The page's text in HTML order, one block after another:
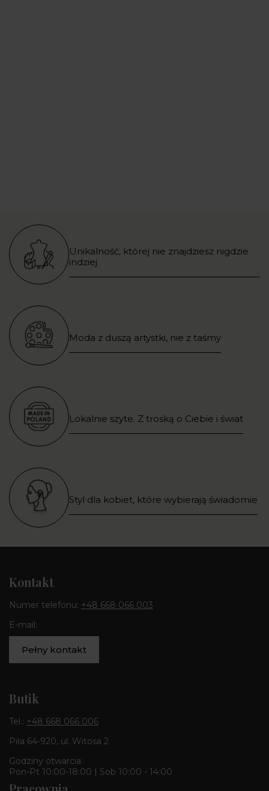
Unikalność, której nie znajdziesz nigdzie
indziej
Moda z duszą artystki, nie z taśmy
Lokalnie szyte. Z troską o Ciebie i świat
Styl dla kobiet, które wybierają świadomie
Kontakt
Numer telefonu: +48 668 066 003
E-mail:
Pełny kontakt
Butik
Tel.: +48 668 066 006
Piła 64-920, ul. Witosa 2
Godziny otwarcia:
Pon-Pt 10:00-18:00 | Sob 10:00 - 14:00